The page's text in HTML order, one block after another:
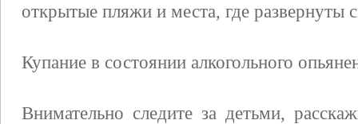
открытые пляжи и места, где развернуты
Купание в состоянии алкогольного
Внимательно следите за детьми,